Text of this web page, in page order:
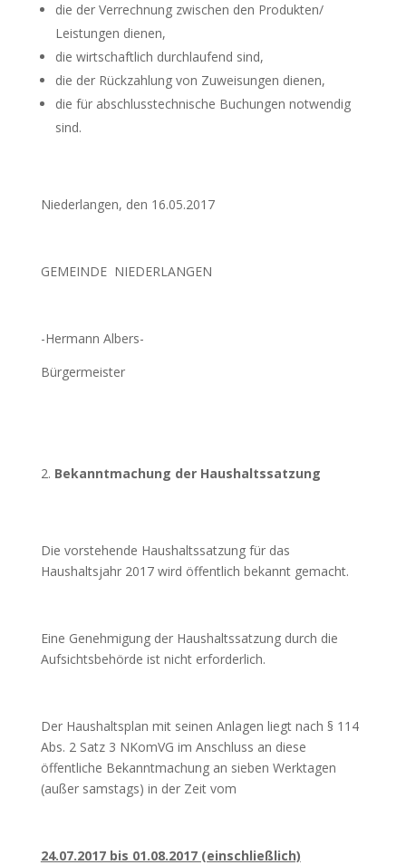
die der Verrechnung zwischen den Produkten/
Leistungen dienen,
die wirtschaftlich durchlaufend sind,
die der Rückzahlung von Zuweisungen dienen,
die für abschlusstechnische Buchungen notwendig
sind.
Niederlangen, den 16.05.2017
GEMEINDE NIEDERLANGEN
-Hermann Albers-
Bürgermeister
Bekanntmachung der Haushaltssatzung
Die vorstehende Haushaltssatzung für das
Haushaltsjahr 2017 wird öffentlich bekannt gemacht.
Eine Genehmigung der Haushaltssatzung durch die
Aufsichtsbehörde ist nicht erforderlich.
Der Haushaltsplan mit seinen Anlagen liegt nach § 114
Abs. 2 Satz 3 NKomVG im Anschluss an diese
öffentliche Bekanntmachung an sieben Werktagen
(außer samstags) in der Zeit vom
24.07.2017 bis 01.08.2017 (einschließlich)